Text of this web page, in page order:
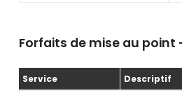
Forfaits de mise au point
Service Descriptif